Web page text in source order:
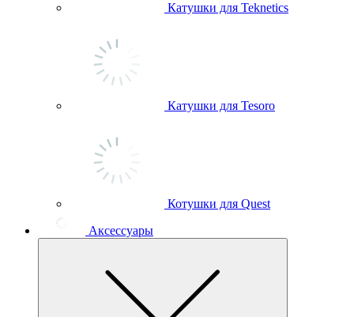
Катушки для Teknetics
Катушки для Tesoro
Котушки для Quest
Аксессуары